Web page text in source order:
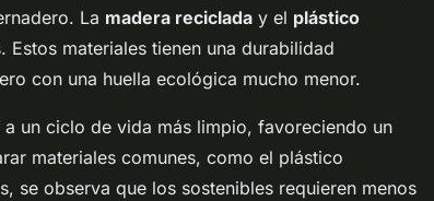
La madera reciclada y el plástico
Estos materiales tienen una durabilidad
con una huella ecológica mucho menor.
un ciclo de vida más limpio, favoreciendo un
materiales comunes, como el plástico
se observa que los sostenibles requieren menos